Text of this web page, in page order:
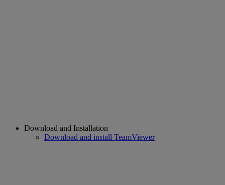
Download and Installation
Download and install TeamViewer